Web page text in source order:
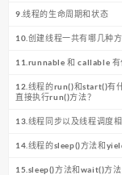
9.线程的生命周期和状态
10.创建线程一共有哪几种方
11.runnable 和 callable 有
12.线程的run()和start()有
直接执行run()方法？
13.线程同步以及线程调度
14.线程的sleep()方法和
15.sleep()方法和wait()方法